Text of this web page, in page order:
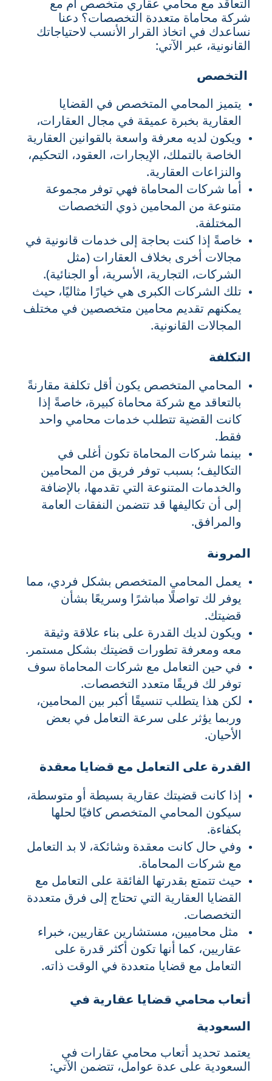
شركة محاماة متعددة التخصصات؟ دعنا
نساعدك في اتخاذ القرار الأنسب لاحتياجاتك
القانونية، عبر الآتي:
التخصص
يتميز المحامي المتخصص في القضايا
العقارية بخبرة عميقة في مجال العقارات،
ويكون لديه معرفة واسعة بالقوانين العقارية
الخاصة بالتملك، الإيجارات، العقود، التحكيم،
والنزاعات العقارية.
أما شركات المحاماة فهي توفر مجموعة
متنوعة من المحامين ذوي التخصصات
المختلفة.
خاصةً إذا كنت بحاجة إلى خدمات قانونية في
مجالات أخرى بخلاف العقارات (مثل
الشركات، التجارية، الأسرية، أو الجنائية).
تلك الشركات الكبرى هي خيارًا مثاليًا، حيث
يمكنهم تقديم محامين متخصصين في مختلف
المجالات القانونية.
التكلفة
المحامي المتخصص يكون أقل تكلفة مقارنةً
بالتعاقد مع شركة محاماة كبيرة، خاصةً إذا
كانت القضية تتطلب خدمات محامي واحد
فقط.
بينما شركات المحاماة تكون أغلى في
التكاليف؛ بسبب توفر فريق من المحامين
والخدمات المتنوعة التي تقدمها، بالإضافة
إلى أن تكاليفها قد تتضمن النفقات العامة
والمرافق.
المرونة
يعمل المحامي المتخصص بشكل فردي، مما
يوفر لك تواصلًا مباشرًا وسريعًا بشأن
قضيتك.
ويكون لديك القدرة على بناء علاقة وثيقة
معه ومعرفة تطورات قضيتك بشكل مستمر.
في حين التعامل مع شركات المحاماة سوف
توفر لك فريقًا متعدد التخصصات.
لكن هذا يتطلب تنسيقًا أكبر بين المحامين،
وربما يؤثر على سرعة التعامل في بعض
الأحيان.
القدرة على التعامل مع قضايا معقدة
إذا كانت قضيتك عقارية بسيطة أو متوسطة،
سيكون المحامي المتخصص كافيًا لحلها
بكفاءة.
وفي حال كانت معقدة وشائكة، لا بد التعامل
مع شركات المحاماة.
حيث تتمتع بقدرتها الفائقة على التعامل مع
القضايا العقارية التي تحتاج إلى فرق متعددة
التخصصات.
مثل محاميين، مستشارين عقاريين، خبراء
عقاريين، كما أنها تكون أكثر قدرة على
التعامل مع قضايا متعددة في الوقت ذاته.
أتعاب محامي قضايا عقارية في
السعودية
يعتمد تحديد أتعاب محامي عقارات في
السعودية على عدة عوامل، تتضمن الآتي: